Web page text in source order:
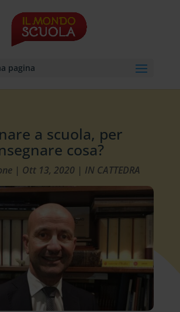
pagina
a scuola, per
cosa?
| Ott 13, 2020 | IN CATTEDRA